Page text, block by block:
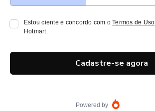
Estou ciente e concordo com oTermos de Uso
Hotmart.
Cadastre-se agora
Powered by